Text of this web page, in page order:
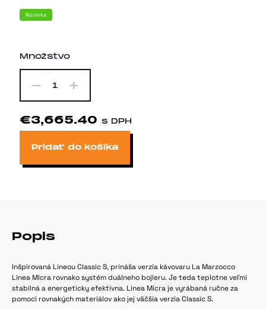
Novinka
Množstvo
- 1 +
€3,665.40 s DPH
Pridať do košíka
Popis
Inšpirovaná Lineou Classic S, prináša verzia kávovaru La Marzocco
Linea Micra rovnako systém duálneho bojleru. Je teda teplotne veľmi
stabilná a energeticky efektívna. Linea Micra je vyrábaná ručne za
pomoci rovnakých materiálov ako jej väčšia verzia Classic S.